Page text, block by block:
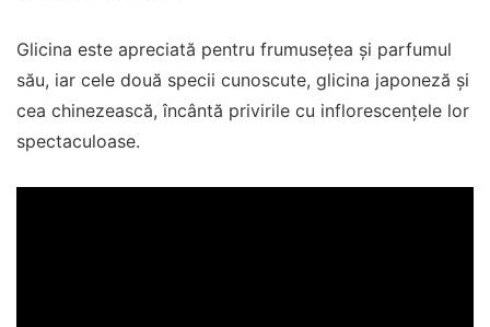
Glicina este apreciată pentru frumusețea și parfumul
său, iar cele două specii cunoscute, glicina japoneză și
cea chinezească, încântă privirile cu inflorescențele lor
spectaculoase.